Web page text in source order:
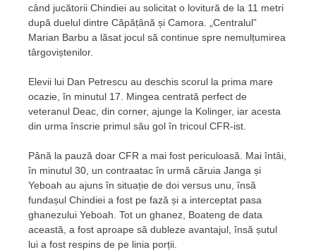
când jucătorii Chindiei au solicitat o lovitură de la 11 metri
după duelul dintre Căpățână și Camora. „Centralul”
Marian Barbu a lăsat jocul să continue spre nemulțumirea
târgoviștenilor.
Elevii lui Dan Petrescu au deschis scorul la prima mare
ocazie, în minutul 17. Mingea centrată perfect de
veteranul Deac, din corner, ajunge la Kolinger, iar acesta
din urma înscrie primul său gol în tricoul CFR-ist.
Până la pauză doar CFR a mai fost periculoasă. Mai întâi,
în minutul 30, un contraatac în urmă căruia Janga și
Yeboah au ajuns în situație de doi versus unu, însă
fundașul Chindiei a fost pe fază și a interceptat pasa
ghanezului Yeboah. Tot un ghanez, Boateng de data
această, a fost aproape să dubleze avantajul, însă șutul
lui a fost respins de pe linia porții.